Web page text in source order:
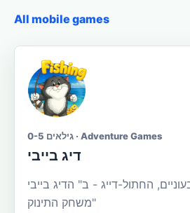
All mobile games
גילאים 0-5 · Adventure Games
דיג בייבי
החתול-דייג - ב" הדיג בייבי
"משחק התינוק